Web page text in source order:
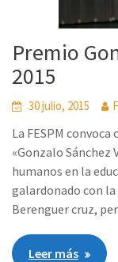
Premio
2015
30 julio, 2015
La FESPM
«Gonzalo Sánchez
humanos en la
galardonado con la
Berenguer cruz,
Leer más